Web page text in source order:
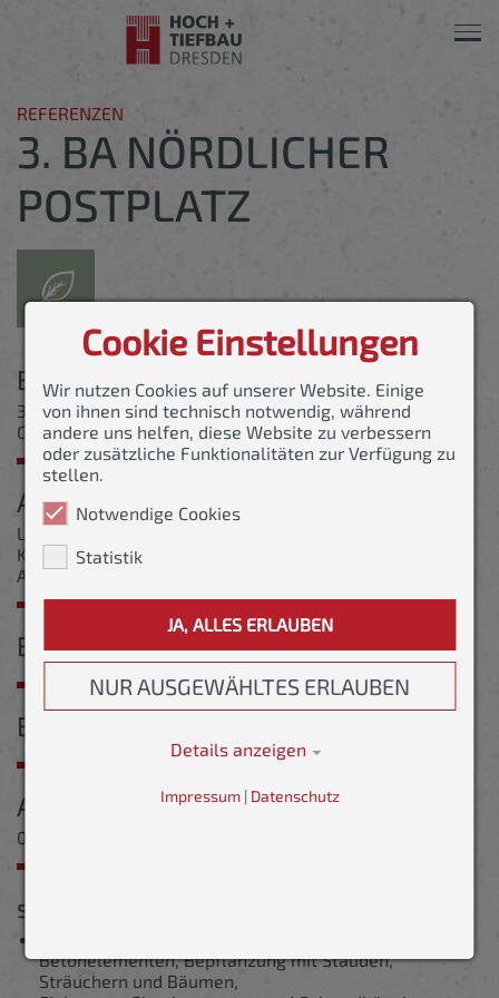
3. BA NÖRDLICHER
POSTPLATZ
REFERENZEN
Bauvorhaben
3. BA nördlicher Postplatz, Westlicher Promenadenring,
Garten- und Landschaftsbau
Auftraggeber
Landeshauptstadt Dresden GB Umwelt und
Koomunalwirtschaft, Amt für Stadtgrün und
Abfallwirtschaft
Beschreibung
Besonderheiten
Ausführungszeit
06/2020 - 11/2020
sonstige Kennwerte
Betonelementen, Bepflanzung mit Stauden,
Sträuchern und Bäumen,
Cookie Einstellungen
Wir nutzen Cookies auf unserer Website. Einige
von ihnen sind technisch notwendig, während
andere uns helfen, diese Website zu verbessern
oder zusätzliche Funktionalitäten zur Verfügung zu
stellen.
Notwendige Cookies
Statistik
JA, ALLES ERLAUBEN
NUR AUSGEWÄHLTES ERLAUBEN
Details anzeigen
Impressum| Datenschutz